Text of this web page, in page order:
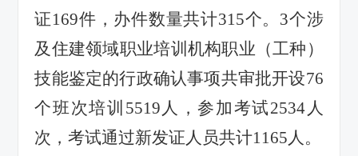
证169件，办件数量共计315个。3个涉
及住建领域职业培训机构职业（工种）
技能鉴定的行政确认事项共审批开设76
个班次培训5519人，参加考试2534人
次，考试通过新发证人员共计1165人。